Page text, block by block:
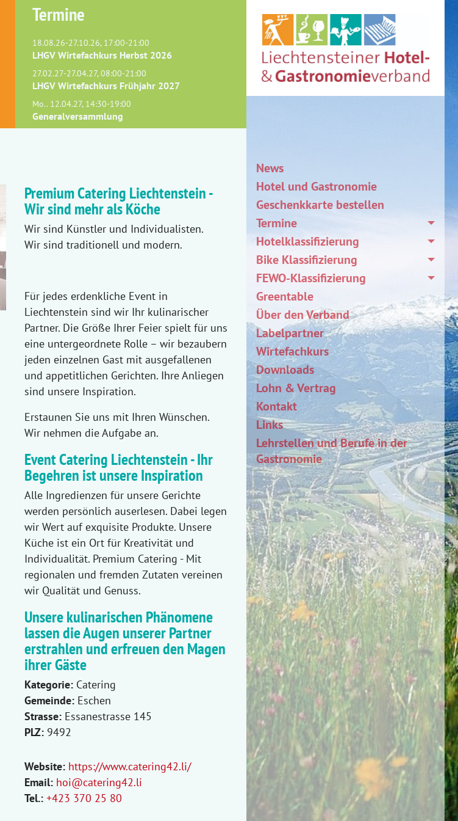
Termine
18.08.26-27.10.26, 17:00-21:00
LHGV Wirtefachkurs Herbst 2026
27.02.27-27.04.27, 08:00-21:00
LHGV Wirtefachkurs Frühjahr 2027
Mo.. 12.04.27, 14:30-19:00
Generalversammlung
Premium Catering Liechtenstein -
Wir sind mehr als Köche
Wir sind Künstler und Individualisten.
Wir sind traditionell und modern.
Für jedes erdenkliche Event in
Liechtenstein sind wir Ihr kulinarischer
Partner. Die Größe Ihrer Feier spielt für uns
eine untergeordnete Rolle – wir bezaubern
jeden einzelnen Gast mit ausgefallenen
und appetitlichen Gerichten. Ihre Anliegen
sind unsere Inspiration.
Erstaunen Sie uns mit Ihren Wünschen.
Wir nehmen die Aufgabe an.
Event Catering Liechtenstein - Ihr
Begehren ist unsere Inspiration
Alle Ingredienzen für unsere Gerichte
werden persönlich auserlesen. Dabei legen
wir Wert auf exquisite Produkte. Unsere
Küche ist ein Ort für Kreativität und
Individualität. Premium Catering - Mit
regionalen und fremden Zutaten vereinen
wir Qualität und Genuss.
Unsere kulinarischen Phänomene
lassen die Augen unserer Partner
erstrahlen und erfreuen den Magen
ihrer Gäste
Kategorie:Catering
Gemeinde:Eschen
Strasse:Essanestrasse 145
PLZ:9492
Website:https://www.catering42.li/
Email: hoi@catering42.li
Tel.:+423 370 25 80
News
Hotel und Gastronomie
Geschenkkarte bestellen
Termine
Hotelklassifizierung
Bike Klassifizierung
FEWO-Klassifizierung
Greentable
Über den Verband
Labelpartner
Wirtefachkurs
Downloads
Lohn & Vertrag
Kontakt
Links
Lehrstellen und Berufe in der
Gastronomie